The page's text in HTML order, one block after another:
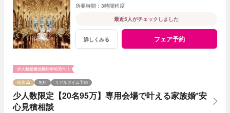
3時間程度
最近5人がチェックしました
詳しくみる フェア予約
少人数限定【20名95万】専用会場で叶える家族婚*安
心見積相談
残席 無料 リアルタイム予約